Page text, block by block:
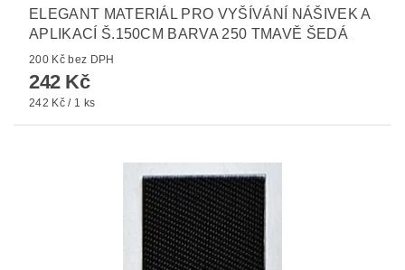
ELEGANT MATERIÁL PRO VYŠÍVÁNÍ NÁŠIVEK A
APLIKACÍ Š.150CM BARVA 250 TMAVĚ ŠEDÁ
200 Kč bez DPH
242 Kč
242 Kč / 1 ks